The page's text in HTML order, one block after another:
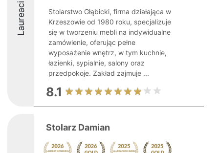
Laureaci
Stolarstwo Głąbicki, firma działająca w
Krzeszowie od 1980 roku, specjalizuje
się w tworzeniu mebli na indywidualne
zamówienie, oferując pełne
wyposażenie wnętrz, w tym kuchnie,
łazienki, sypialnie, salony oraz
przedpokoje. Zakład zajmuje ...
8.1
Stolarz Damian